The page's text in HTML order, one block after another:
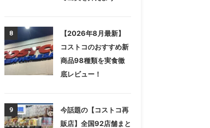
8
【2026年8月最新】
コストコのおすすめ新
商品98種類を実食徹
底レビュー！
9
今話題の【コストコ再
販店】全国92店舗まと